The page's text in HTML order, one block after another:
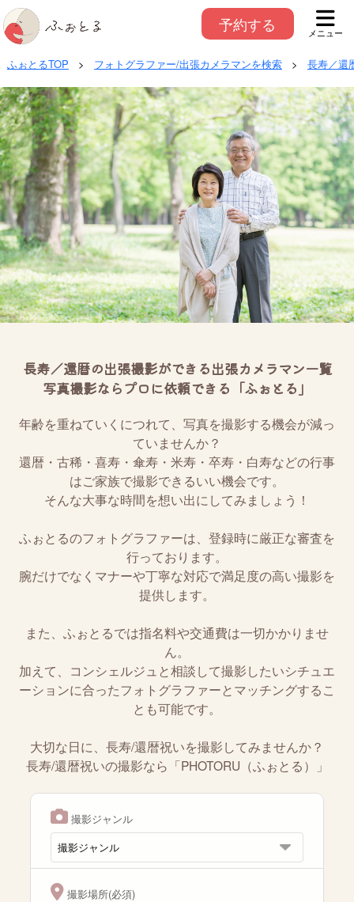
予約する メニュー
ふぉとるTOP > フォトグラファー/出張カメラマンを検索 > 長寿／還
長寿／還暦の出張撮影ができる出張カメラマン一覧
写真撮影ならプロに依頼できる「ふぉとる」
年齢を重ねていくにつれて、写真を撮影する機会が減っ
ていませんか？
還暦・古稀・喜寿・傘寿・米寿・卒寿・白寿などの行事
はご家族で撮影できるいい機会です。
そんな大事な時間を想い出にしてみましょう！
ふぉとるのフォトグラファーは、登録時に厳正な審査を
行っております。
腕だけでなくマナーや丁寧な対応で満足度の高い撮影を
提供します。
また、ふぉとるでは指名料や交通費は一切かかりませ
ん。
加えて、コンシェルジュと相談して撮影したいシチュエ
ーションに合ったフォトグラファーとマッチングするこ
とも可能です。
大切な日に、長寿/還暦祝いを撮影してみませんか？
長寿/還暦祝いの撮影なら「PHOTORU（ふぉとる）」
撮影ジャンル
撮影場所(必須)